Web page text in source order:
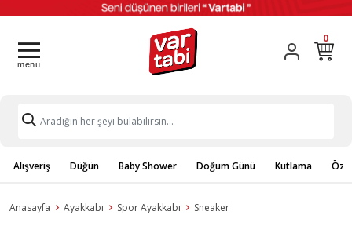
0
Alışveriş Düğün Baby Shower Doğum Günü Kutlama
Anasayfa Ayakkabı Spor Ayakkabı Sneaker